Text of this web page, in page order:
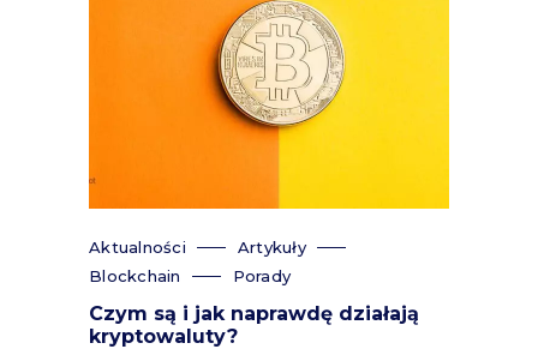
Aktualności
Artykuły
Blockchain
Porady
Czym są i jak naprawdę działają
kryptowaluty?